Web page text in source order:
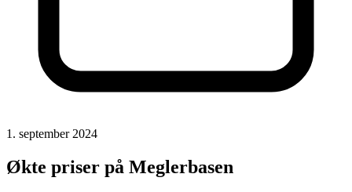
1. september 2024
Økte priser på Meglerbasen